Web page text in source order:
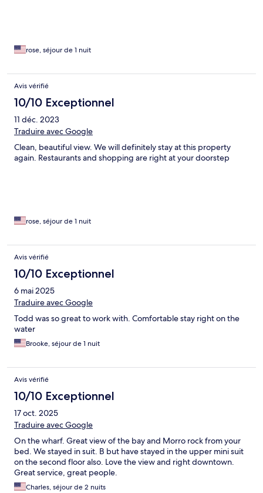
rose, séjour de 1 nuit
Avis vérifié
10/10 Exceptionnel
11 déc. 2023
Traduire avec Google
Clean, beautiful view. We will definitely stay at this property
again. Restaurants and shopping are right at your doorstep
rose, séjour de 1 nuit
Avis vérifié
10/10 Exceptionnel
6 mai 2025
Traduire avec Google
Todd was so great to work with. Comfortable stay right on the
water
Brooke, séjour de 1 nuit
Avis vérifié
10/10 Exceptionnel
17 oct. 2025
Traduire avec Google
On the wharf. Great view of the bay and Morro rock from your
bed. We stayed in suit. B but have stayed in the upper mini suit
on the second floor also. Love the view and right downtown.
Great service, great people.
Charles, séjour de 2 nuits